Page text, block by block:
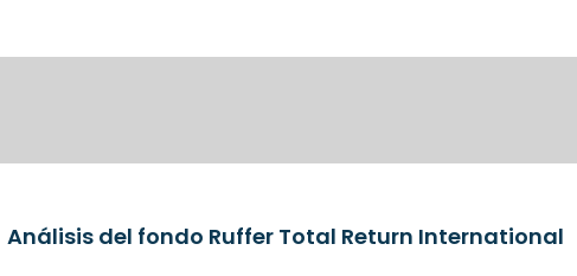
Análisis del fondo Ruffer Total Return International